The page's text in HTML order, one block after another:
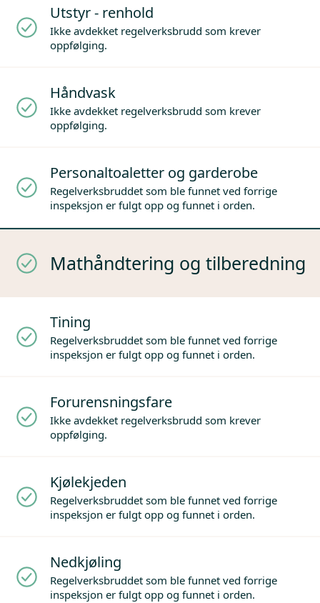
Utstyr - renhold
Ikke avdekket regelverksbrudd som krever
oppfølging.
Håndvask
Ikke avdekket regelverksbrudd som krever
oppfølging.
Personaltoaletter og garderobe
Regelverksbruddet som ble funnet ved forrige
inspeksjon er fulgt opp og funnet i orden.
Mathåndtering og tilberedning
Tining
Regelverksbruddet som ble funnet ved forrige
inspeksjon er fulgt opp og funnet i orden.
Forurensningsfare
Ikke avdekket regelverksbrudd som krever
oppfølging.
Kjølekjeden
Regelverksbruddet som ble funnet ved forrige
inspeksjon er fulgt opp og funnet i orden.
Nedkjøling
Regelverksbruddet som ble funnet ved forrige
inspeksjon er fulgt opp og funnet i orden.